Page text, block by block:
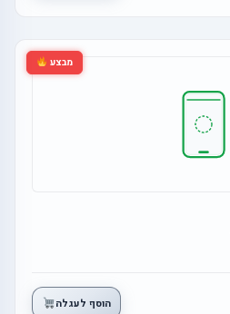
מבצע
הוסף לעגלה